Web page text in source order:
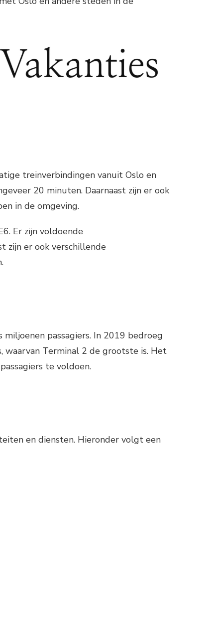
treinverbindingen vanuit Oslo en
20 minuten. Daarnaast zijn er ook
in de omgeving.
Er zijn voldoende
zijn er ook verschillende
passagiers. In 2019 bedroeg
Terminal 2 de grootste is. Het
te voldoen.
en diensten. Hieronder volgt een